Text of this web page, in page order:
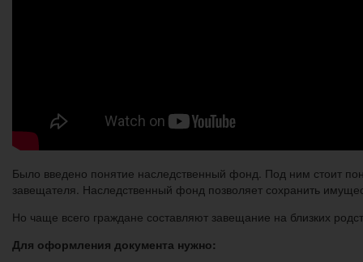
Было введено понятие наследственный фонд. Под ним стоит
завещателя. Наследственный фонд позволяет сохранить
Но чаще всего граждане составляют завещание на близких
Для оформления документа нужно: